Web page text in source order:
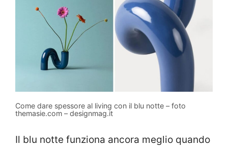
Come dare spessore al living con il blu notte – foto
themasie.com – designmag.it
Il blu notte funziona ancora meglio quando